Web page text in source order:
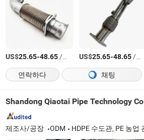
US$25.65-48.65/상품 US$25.65-48.65/상품
연락하다
채팅
Shandong Qiaotai Pipe Technology
제조사/공장 ODM HDPE 수도관, PE 농업 관개관, HDPE 배수관, PE 소화전용수관, HDPE 이중벽 골판지관, PE 비굴착